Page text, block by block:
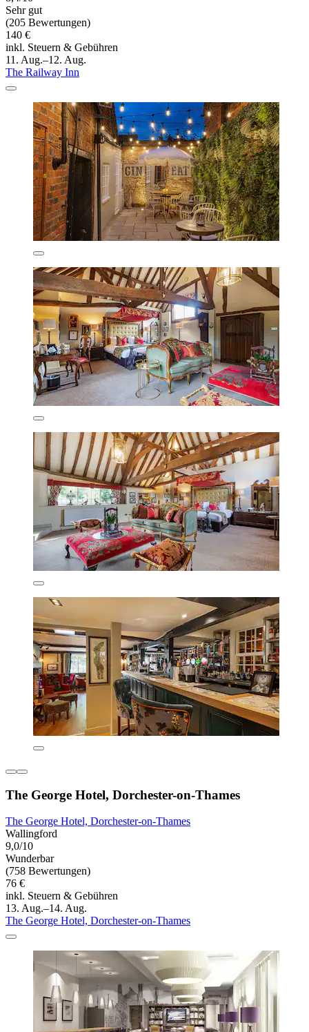
Sehr gut
(205 Bewertungen)
140 €
inkl. Steuern & Gebühren
11. Aug.–12. Aug.
The Railway Inn
The George Hotel, Dorchester-on-Thames
The George Hotel, Dorchester-on-Thames
Wallingford
9,0/10
Wunderbar
(758 Bewertungen)
76 €
inkl. Steuern & Gebühren
13. Aug.–14. Aug.
The George Hotel, Dorchester-on-Thames